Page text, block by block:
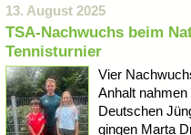
13. August 2025
TSA-Nachwuchs beim
Tennisturnier
Vier
Anhalt
Deutschen
gingen Marta